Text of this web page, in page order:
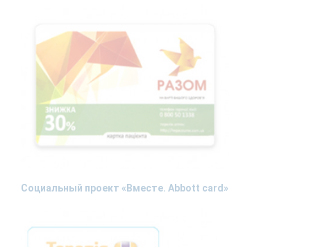
Социальный проект «Вместе. Abbott card»